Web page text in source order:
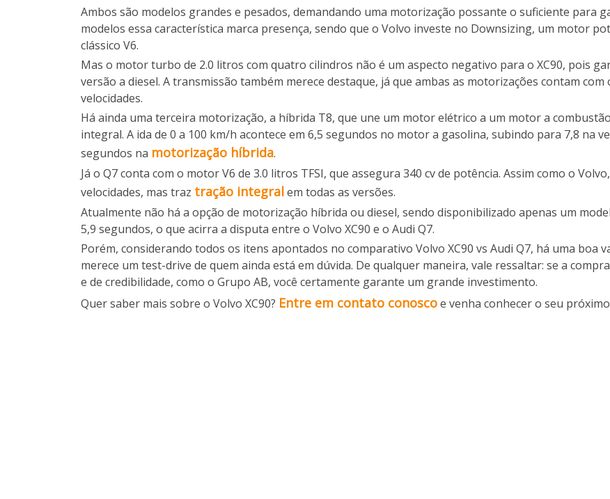
Ambos são modelos grandes e pesados, demandando uma motorização possante o suficiente para
modelos essa característica marca presença, sendo que o Volvo investe no Downsizing, um motor
clássico V6.
Mas o motor turbo de 2.0 litros com quatro cilindros não é um aspecto negativo para o XC90, pois
versão a diesel. A transmissão também merece destaque, já que ambas as motorizações contam
velocidades.
Há ainda uma terceira motorização, a híbrida T8, que une um motor elétrico a um motor a
integral. A ida de 0 a 100 km/h acontece em 6,5 segundos no motor a gasolina, subindo para 7,8 na
segundos na motorização híbrida.
Já o Q7 conta com o motor V6 de 3.0 litros TFSI, que assegura 340 cv de potência. Assim como o
velocidades, mas traz tração integralem todas as versões.
Atualmente não há a opção de motorização híbrida ou diesel, sendo disponibilizado apenas um
5,9 segundos, o que acirra a disputa entre o Volvo XC90 e o Audi Q7.
Porém, considerando todos os itens apontados no comparativo Volvo XC90 vs Audi Q7, há uma boa
merece um test-drive de quem ainda está em dúvida. De qualquer maneira, vale ressaltar: se a
e de credibilidade, como o Grupo AB, você certamente garante um grande investimento.
Quer saber mais sobre o Volvo XC90? Entre em contato conoscoe venha conhecer o seu